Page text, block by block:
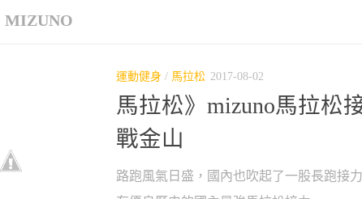
MIZUNO
運動健身 / 馬拉松 2017-08-02
馬拉松》mizuno馬拉松
戰金山
路跑風氣日盛，國內也吹起了一股長跑接